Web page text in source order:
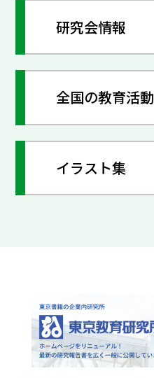
研究会情報
全国の教育活動
イラスト集